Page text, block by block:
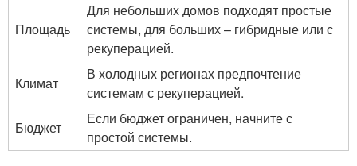
Площадь
Для небольших домов подходят простые
системы, для больших – гибридные или с
рекуперацией.
Климат
В холодных регионах предпочтение
системам с рекуперацией.
Бюджет
Если бюджет ограничен, начните с
простой системы.